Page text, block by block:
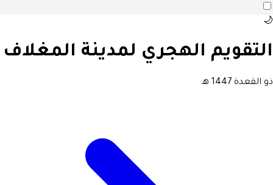
🌙
التقويم الهجري لمدينة المغلاف
ذو القعدة 1447 هـ